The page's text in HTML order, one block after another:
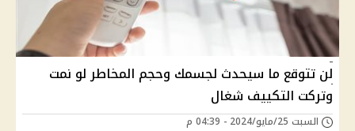
لن تتوقع ما سيحدث لجسمك وحجم المخاطر لو نمت
وتركت التكييف شغال
السبت 25/مايو/2024 - 04:39 م